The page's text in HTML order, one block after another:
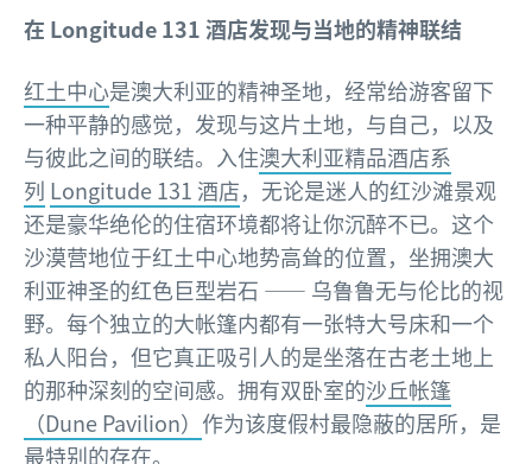
在 Longitude 131 酒店发现与当地的精神联结
红土中心是澳大利亚的精神圣地，经常给游客留下
一种平静的感觉，发现与这片土地，与自己，以及
与彼此之间的联结。入住澳大利亚精品酒店系
列 Longitude 131 酒店，无论是迷人的红沙滩景观
还是豪华绝伦的住宿环境都将让你沉醉不已。这个
沙漠营地位于红土中心地势高耸的位置，坐拥澳大
利亚神圣的红色巨型岩石 —— 乌鲁鲁无与伦比的视
野。 每个独立的大帐篷内都有一张特大号床和一个
私人阳台，但它真正吸引人的是坐落在古老土地上
的那种深刻的空间感。拥有双卧室的沙丘帐篷
（Dune Pavilion） 作为该度假村最隐蔽的居所，是
最特别的存在。